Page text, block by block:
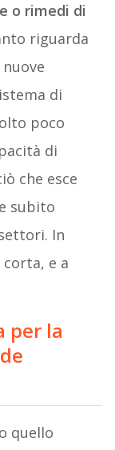
o rimedi di
riguarda
di
poco
di
che esce
subito
In
e a
per la
quello